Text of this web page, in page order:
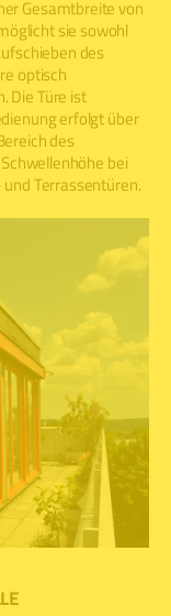
Gesamtbreite von
sie sowohl
des
optisch
Die Türe ist
erfolgt über
des
bei
Terrassentüren.